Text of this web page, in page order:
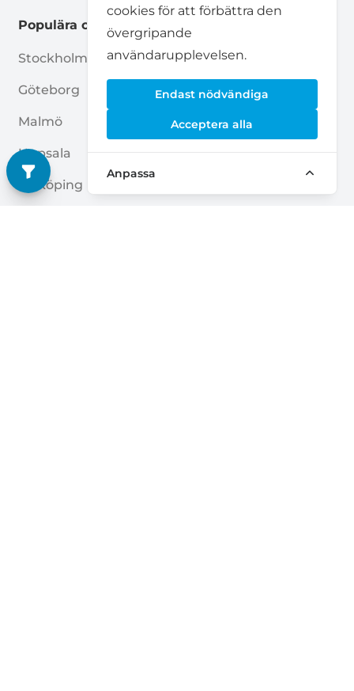
cookies för att förbättra den
övergripande
användarupplevelsen.
Endast nödvändiga
Acceptera alla
Anpassa
Populära orter
Stockholm
Göteborg
Malmö
Uppsala
Linköping
Jönköping
Helsingborg
Huddinge